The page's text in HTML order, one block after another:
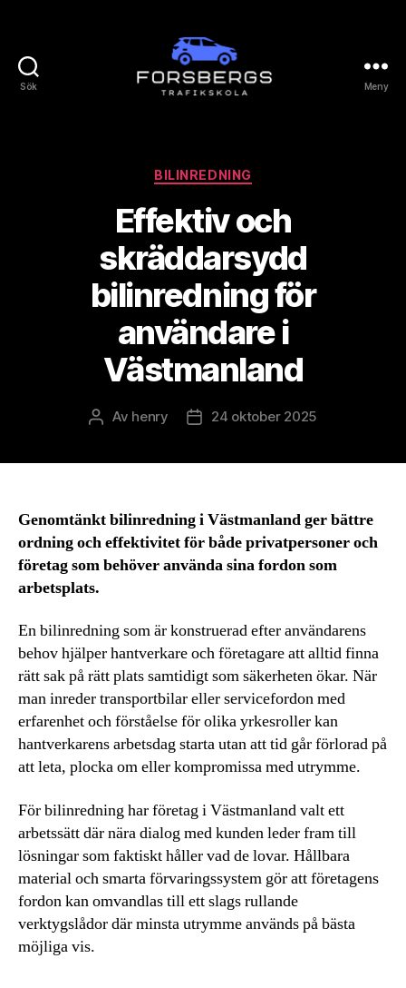
Sök Meny
Kategorier
BILINREDNING
Effektiv och
skräddarsydd
bilinredning för
användare i
Västmanland
Inläggsförfattare
Av henry Inläggsdatum
24 oktober 2025
Genomtänkt bilinredning i Västmanland ger bättre
ordning och effektivitet för både privatpersoner och
företag som behöver använda sina fordon som
arbetsplats.
En bilinredning som är konstruerad efter användarens
behov hjälper hantverkare och företagare att alltid finna
rätt sak på rätt plats samtidigt som säkerheten ökar. När
man inreder transportbilar eller servicefordon med
erfarenhet och förståelse för olika yrkesroller kan
hantverkarens arbetsdag starta utan att tid går förlorad på
att leta, plocka om eller kompromissa med utrymme.
För bilinredning har företag i Västmanland valt ett
arbetssätt där nära dialog med kunden leder fram till
lösningar som faktiskt håller vad de lovar. Hållbara
material och smarta förvaringssystem gör att företagens
fordon kan omvandlas till ett slags rullande
verktygslådor där minsta utrymme används på bästa
möjliga vis.